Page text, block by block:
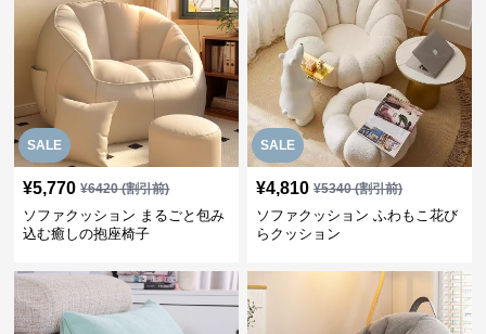
SALE
¥5,770 ¥6420(割引前)
ソファクッション まるごと包み
込む癒しの抱座椅子
SALE
¥4,810 ¥5340(割引前)
ソファクッション ふわもこ花び
らクッション